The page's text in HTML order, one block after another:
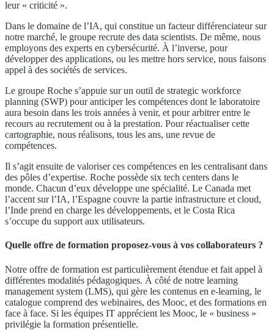
leur « criticité ».
Dans le domaine de l’IA, qui constitue un facteur différenciateur sur
notre marché, le groupe recrute des data scientists. De même, nous
employons des experts en cybersécurité. À l’inverse, pour
développer des applications, ou les mettre hors service, nous faisons
appel à des sociétés de services.
Le groupe Roche s’appuie sur un outil de strategic workforce
planning (SWP) pour anticiper les compétences dont le laboratoire
aura besoin dans les trois années à venir, et pour arbitrer entre le
recours au recrutement ou à la prestation. Pour réactualiser cette
cartographie, nous réalisons, tous les ans, une revue de
compétences.
Il s’agit ensuite de valoriser ces compétences en les centralisant dans
des pôles d’expertise. Roche possède six tech centers dans le
monde. Chacun d’eux développe une spécialité. Le Canada met
l’accent sur l’IA, l’Espagne couvre la partie infrastructure et cloud,
l’Inde prend en charge les développements, et le Costa Rica
s’occupe du support aux utilisateurs.
Quelle offre de formation proposez-vous à vos collaborateurs ?
Notre offre de formation est particulièrement étendue et fait appel à
différentes modalités pédagogiques. À côté de notre learning
management system (LMS), qui gère les contenus en e-learning, le
catalogue comprend des webinaires, des Mooc, et des formations en
face à face. Si les équipes IT apprécient les Mooc, le « business »
privilégie la formation présentielle.